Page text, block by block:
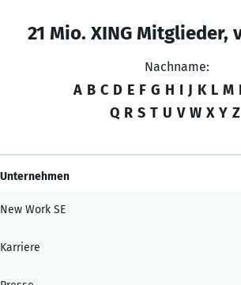
21 Mio. XING Mitglieder,
Nachname:
A B C D E F G H I J K L M
Q R S T U V W X Y Z
Unternehmen
New Work SE
Karriere